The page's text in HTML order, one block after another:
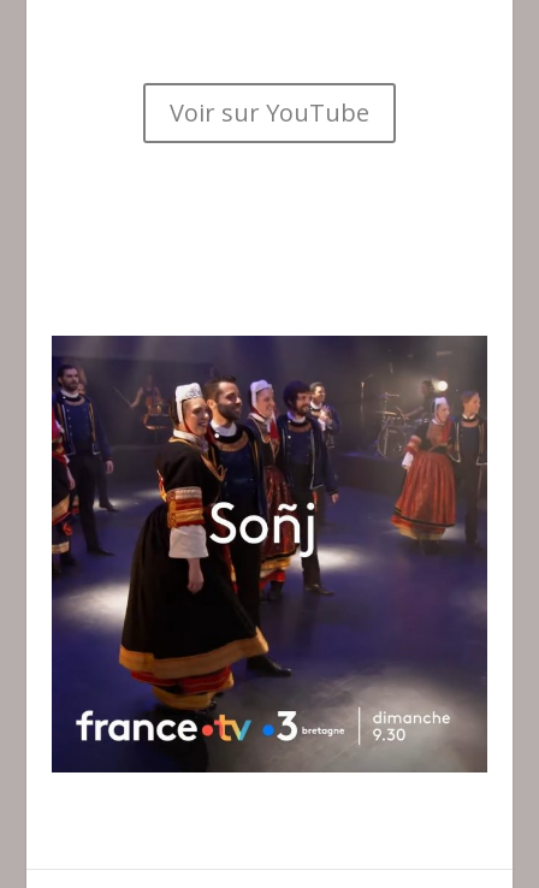
Voir sur YouTube